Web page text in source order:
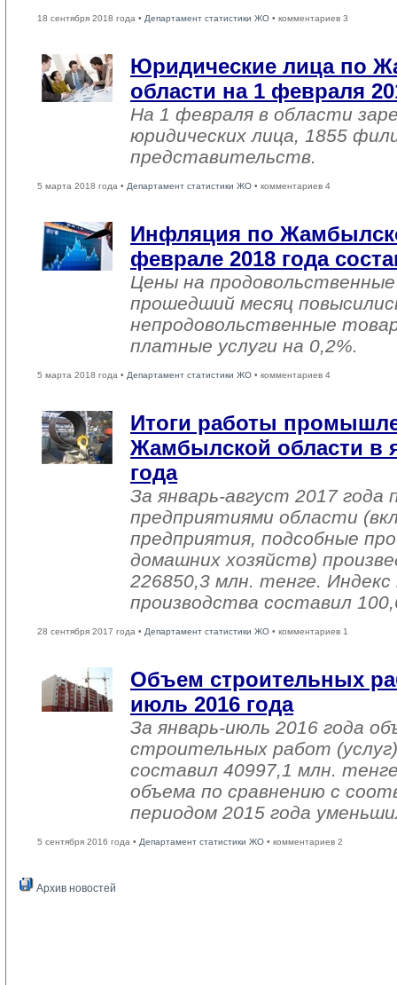
18 сентября 2018 года • Департамент статистики ЖО • комментариев 3
Юридические лица по
области на 1 февраля
На 1 февраля в области
юридических лица, 1855
представительств.
5 марта 2018 года • Департамент статистики ЖО • комментариев 4
Инфляция по
феврале 2018 года
Цены на
прошедший месяц
непродовольственные
платные услуги на 0,2%.
5 марта 2018 года • Департамент статистики ЖО • комментариев 4
Итоги работы
Жамбылской области в
года
За январь-август 2017
предприятиями области
предприятия, подсобные
домашних хозяйств)
226850,3 млн. тенге.
производства составил
28 сентября 2017 года • Департамент статистики ЖО • комментариев 1
Объем строительных
июль 2016 года
За январь-июль 2016 года
строительных работ
составил 40997,1 млн.
объема по сравнению с
периодом 2015 года
5 сентября 2016 года • Департамент статистики ЖО • комментариев 2
Архив новостей